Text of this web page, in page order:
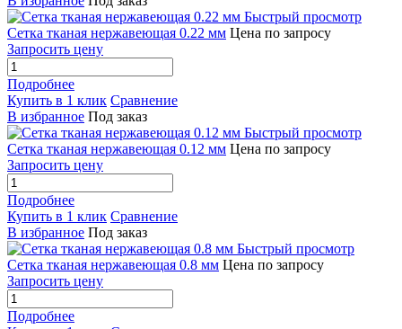
Быстрый просмотр
Сетка тканая нержавеющая 0.22 мм Цена по запросу
Запросить цену
Подробнее
Купить в 1 клик Сравнение
В избранное Под заказ
Быстрый просмотр
Сетка тканая нержавеющая 0.12 мм Цена по запросу
Запросить цену
Подробнее
Купить в 1 клик Сравнение
В избранное Под заказ
Быстрый просмотр
Сетка тканая нержавеющая 0.8 мм Цена по запросу
Запросить цену
Подробнее